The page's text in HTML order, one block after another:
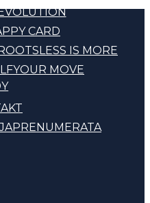
CARD
LESS IS MORE
YOUR MOVE
PRENUMERATA